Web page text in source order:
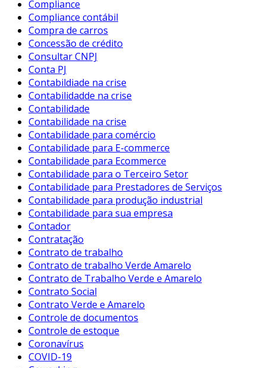
Compliance
Compliance contábil
Compra de carros
Concessão de crédito
Consultar CNPJ
Conta PJ
Contabildiade na crise
Contabilidadde na crise
Contabilidade
Contabilidade na crise
Contabilidade para comércio
Contabilidade para E-commerce
Contabilidade para Ecommerce
Contabilidade para o Terceiro Setor
Contabilidade para Prestadores de Serviços
Contabilidade para produção industrial
Contabilidade para sua empresa
Contador
Contratação
Contrato de trabalho
Contrato de trabalho Verde Amarelo
Contrato de Trabalho Verde e Amarelo
Contrato Social
Contrato Verde e Amarelo
Controle de documentos
Controle de estoque
Coronavírus
COVID-19